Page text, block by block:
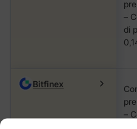
–
di
Bitfinex
–